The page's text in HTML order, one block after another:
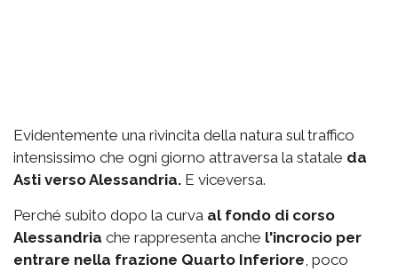
Evidentemente una rivincita della natura sul traffico
intensissimo che ogni giorno attraversa la statale da
Asti verso Alessandria. E viceversa.
Perché subito dopo la curva al fondo di corso
Alessandria che rappresenta anche l'incrocio per
entrare nella frazione Quarto Inferiore, poco